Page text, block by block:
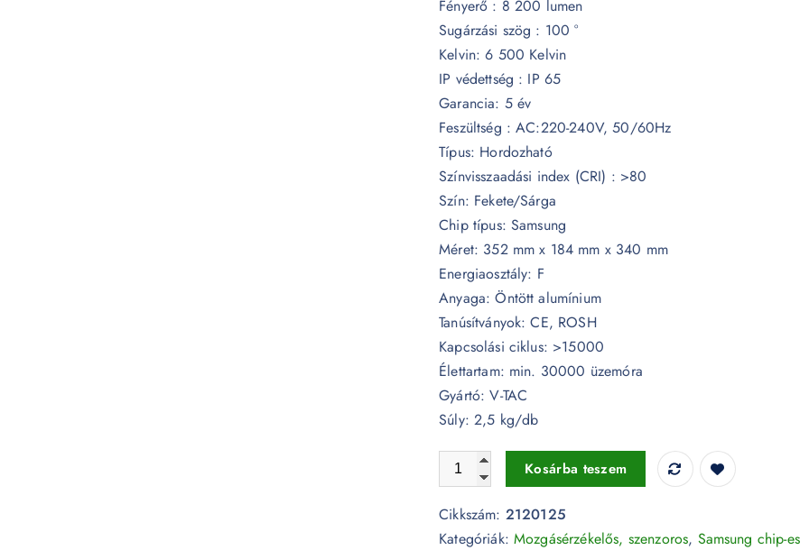
Fényerő : 8 200 lumen
Sugárzási szög : 100 °
Kelvin: 6 500 Kelvin
IP védettség : IP 65
Garancia: 5 év
Feszültség : AC:220-240V, 50/60Hz
Típus: Hordozható
Színvisszaadási index (CRI) : >80
Szín: Fekete/Sárga
Chip típus: Samsung
Méret: 352 mm x 184 mm x 340 mm
Energiaosztály: F
Anyaga: Öntött alumínium
Tanúsítványok: CE, ROSH
Kapcsolási ciklus: >15000
Élettartam: min. 30000 üzemóra
Gyártó: V-TAC
Súly: 2,5 kg/db
100W munkareflektor Samsung chip 6500K IP65 -
Kosárba teszem
Cikkszám: 2120125
Kategóriák:Mozgásérzékelős, szenzoros, Samsung chip-es